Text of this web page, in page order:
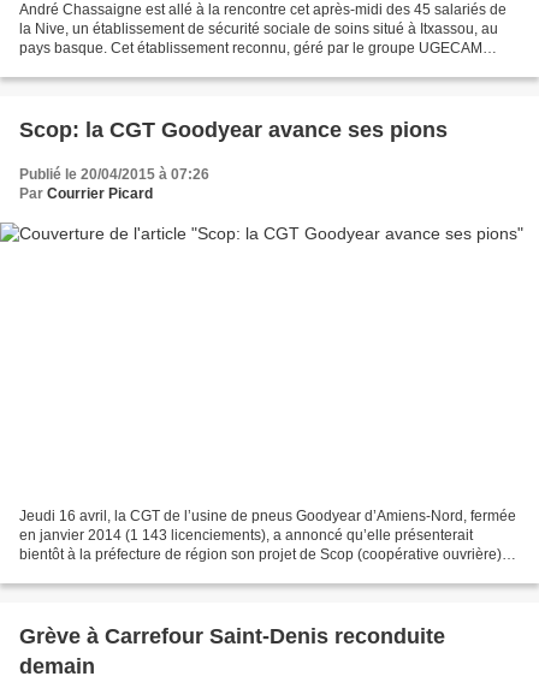
André Chassaigne est allé à la rencontre cet après-midi des 45 salariés de
la Nive, un établissement de sécurité sociale de soins situé à Itxassou, au
pays basque. Cet établissement reconnu, géré par le groupe UGECAM
Scop: la CGT Goodyear avance ses pions
Publié le 20/04/2015 à 07:26
Par Courrier Picard
Jeudi 16 avril, la CGT de l’usine de pneus Goodyear d’Amiens-Nord, fermée
en janvier 2014 (1 143 licenciements), a annoncé qu’elle présenterait
bientôt à la préfecture de région son projet de Scop (coopérative ouvrière)
Grève à Carrefour Saint-Denis reconduite
demain